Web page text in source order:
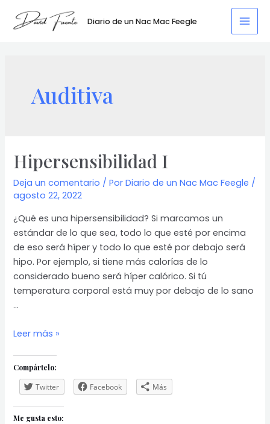
Diario de un Nac Mac Feegle
Auditiva
Hipersensibilidad I
Deja un comentario / PorDiario de un Nac Mac Feegle /
agosto 22, 2022
¿Qué es una hipersensibilidad? Si marcamos un
estándar de lo que sea, todo lo que esté por encima
de eso será híper y todo lo que esté por debajo será
hipo. Por ejemplo, si tiene más calorías de lo
considerado bueno será híper calórico. Si tú
temperatura corporal está muy por debajo de lo sano
…
Hipersensibilidad
Leer más »
Compártelo:
Twitter Facebook Más
Me gusta esto: